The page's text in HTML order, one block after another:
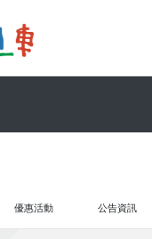
優惠活動 公告資訊